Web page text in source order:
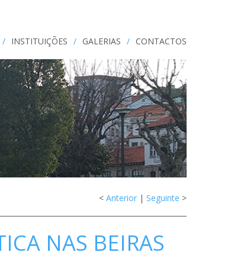
/ INSTITUIÇÕES / GALERIAS / CONTACTOS
< Anterior | Seguinte >
NAS BEIRAS